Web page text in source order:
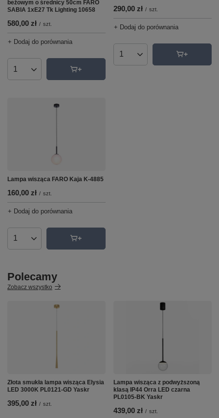
beżowym o średnicy 50cm FARO
SABIA 1xE27 Tk Lighting 10658
580,00 zł / szt.
+ Dodaj do porównania
Ilość produktów
290,00 zł / szt.
+ Dodaj do porównania
Ilość produktów
Lampa wisząca FARO Kaja K-4885
160,00 zł / szt.
+ Dodaj do porównania
Ilość produktów
Polecamy
Zobacz wszystko
Złota smukła lampa wisząca Elysia
LED 3000K PL0121-GD Yaskr
395,00 zł / szt.
Lampa wisząca z podwyższoną
klasą IP44 Orra LED czarna
PL0105-BK Yaskr
439,00 zł / szt.